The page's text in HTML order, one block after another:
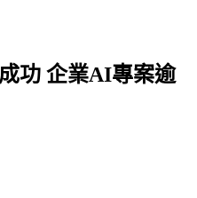
功 企業AI專案逾